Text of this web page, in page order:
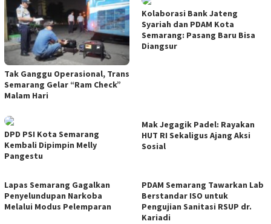
Tak Ganggu Operasional, Trans
Semarang Gelar “Ram Check”
Malam Hari
Kolaborasi Bank Jateng
Syariah dan PDAM Kota
Semarang: Pasang Baru Bisa
Diangsur
DPD PSI Kota Semarang
Kembali Dipimpin Melly
Pangestu
Mak Jegagik Padel: Rayakan
HUT RI Sekaligus Ajang Aksi
Sosial
Lapas Semarang Gagalkan
Penyelundupan Narkoba
Melalui Modus Pelemparan
PDAM Semarang Tawarkan Lab
Berstandar ISO untuk
Pengujian Sanitasi RSUP dr.
Kariadi